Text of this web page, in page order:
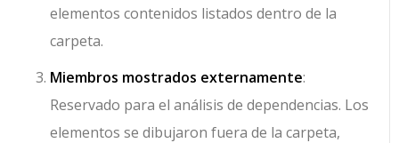
elementos contenidos listados dentro de la
carpeta.
Miembros mostrados externamente:
Reservado para el análisis de dependencias. Los
elementos se dibujaron fuera de la carpeta,